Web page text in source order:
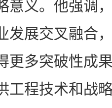
意义。他强调
发展交叉融合
更多突破性成
工程技术和战